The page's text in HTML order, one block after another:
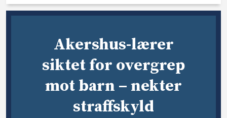
Akershus-lærer
siktet for overgrep
mot barn – nekter
straffskyld